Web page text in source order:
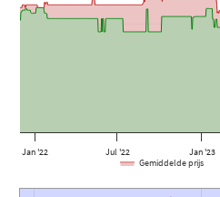
Jan '22 Jul '22 Jan '23
Gemiddelde prijs